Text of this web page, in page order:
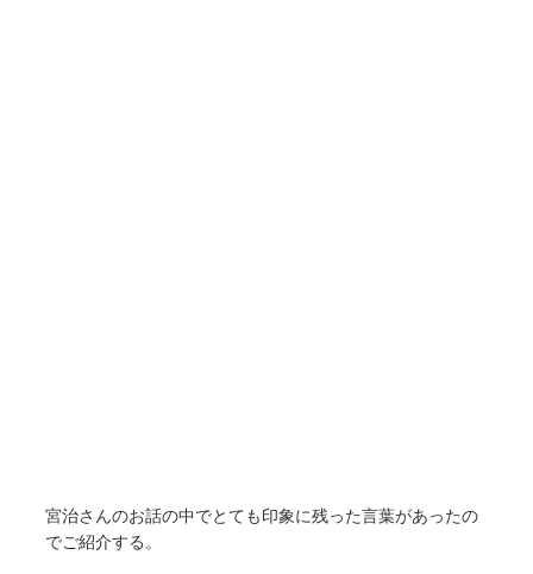
宮治さんのお話の中でとても印象に残った言葉があったの
でご紹介する。